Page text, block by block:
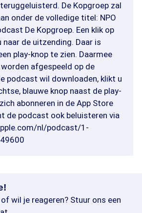
De Kopgroep zal
onder de volledige titel: NPO
De Kopgroep. Een klik op
de uitzending. Daar is
play-knop te zien. Daarmee
afgespeeld op de
podcast wil downloaden, klikt u
blauwe knop naast de play-
abonneren in de App Store
de podcast ook beluisteren via
nl/podcast/1-
wil je reageren? Stuur ons een